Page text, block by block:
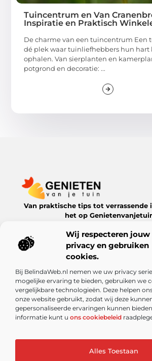
Wij respecteren jouw
privacy en gebruiken
cookies.
Bij BelindaWeb.nl nemen we uw privacy
mogelijke ervaring te bieden, gebruiken we
vergelijkbare technologieën. Deze helpen
onze website gebruikt, zodat wij deze
gepersonaliseerde ervaringen kunnen
informatie kunt u ons cookiebeleid
Alles Toestaan
Tuincentrum en Van
Inspiratie en Praktisch
De charme van een tuincentrum Een
dé plek waar tuinliefhebbers hun hart
ophalen. Van sierplanten en
potgrond en decoratie: ...
Van praktische tips tot verrassende
het op
leefomgeving te bieden
Bericht categorie
Onze informatie
Cookiebeleid (EU)